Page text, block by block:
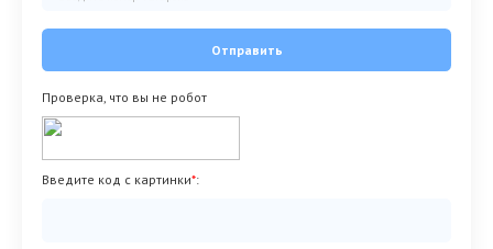
Отправить
Проверка, что вы не робот
Введите код с картинки*: